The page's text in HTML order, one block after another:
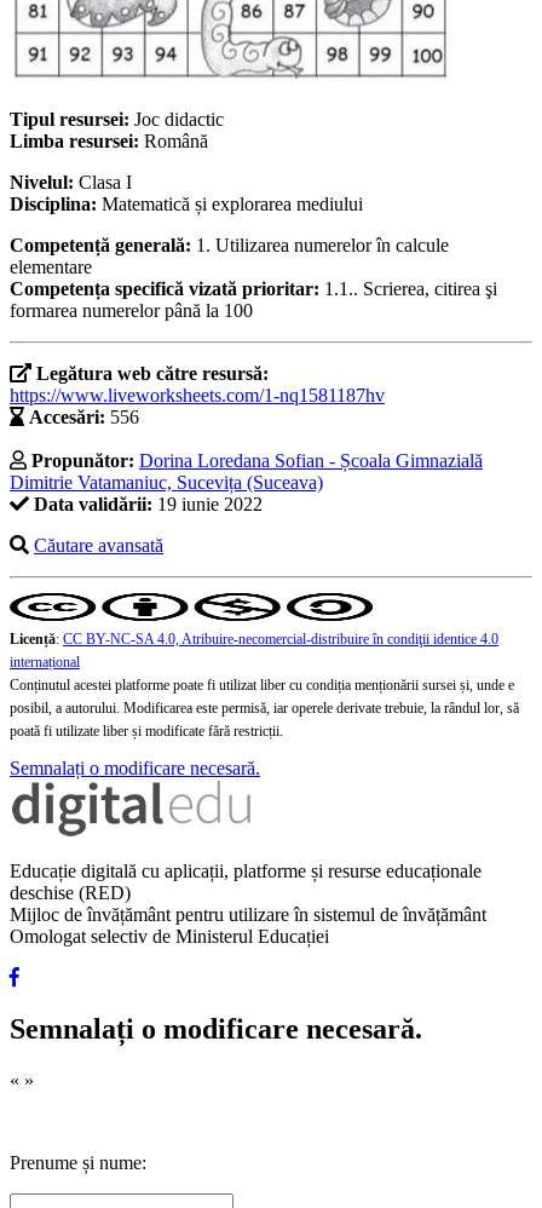
Tipul resursei: Joc didactic
Limba resursei: Română
Nivelul: Clasa I
Disciplina: Matematică și explorarea mediului
Competență generală: 1. Utilizarea numerelor în calcule
elementare
Competența specifică vizată prioritar: 1.1.. Scrierea, citirea şi
formarea numerelor până la 100
Legătura web către resursă:
https://www.liveworksheets.com/1-nq1581187hv
Accesări: 556
Propunător: Dorina Loredana Sofian - Școala Gimnazială
Dimitrie Vatamaniuc, Sucevița (Suceava)
Data validării: 19 iunie 2022
Căutare avansată
Licență: CC BY-NC-SA 4.0, Atribuire-necomercial-distribuire în condiţii identice 4.0
internațional
Conținutul acestei platforme poate fi utilizat liber cu condiția menționării sursei și, unde e
posibil, a autorului. Modificarea este permisă, iar operele derivate trebuie, la rândul lor, să
poată fi utilizate liber și modificate fără restricții.
Semnalați o modificare necesară.
Educație digitală cu aplicații, platforme și resurse educaționale
deschise (RED)
Mijloc de învățământ pentru utilizare în sistemul de învățământ
Omologat selectiv de Ministerul Educației
Semnalați o modificare necesară.
« »
Prenume și nume: